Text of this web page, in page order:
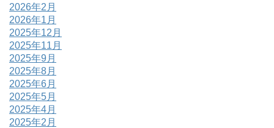
2026年2月
2026年1月
2025年12月
2025年11月
2025年9月
2025年8月
2025年6月
2025年5月
2025年4月
2025年2月